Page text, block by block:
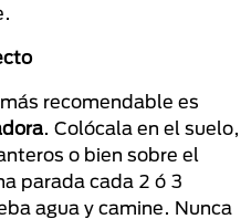
recomendable es
. Colócala en el suelo,
o bien sobre el
parada cada 2 ó 3
agua y camine. Nunca